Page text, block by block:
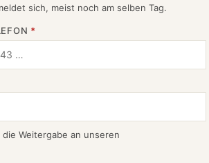
sich, meist noch am selben Tag.
*
Weitergabe an unseren